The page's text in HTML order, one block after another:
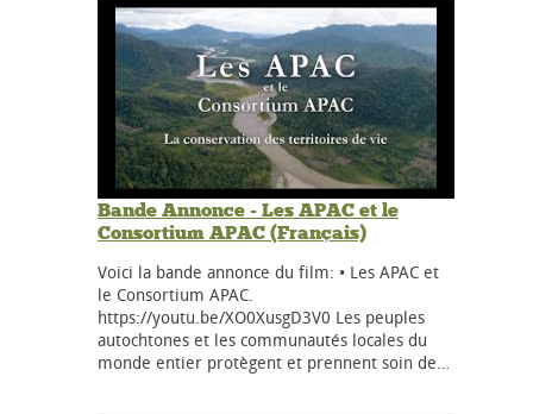
Bande Annonce - Les APAC et le
Consortium APAC (Français)
Voici la bande annonce du film: • Les APAC et
le Consortium APAC.
https://youtu.be/XO0XusgD3V0 Les peuples
autochtones et les communautés locales du
monde entier protègent et prennent soin de…